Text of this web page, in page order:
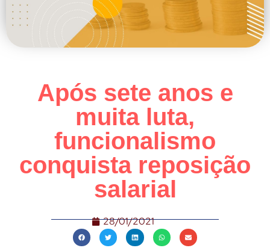
Após sete anos e
muita luta,
funcionalismo
conquista reposição
salarial
28/01/2021